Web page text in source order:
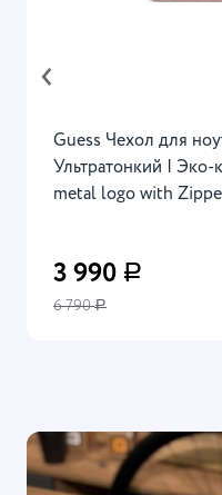
Guess Чехол для
Ультратонкий |
metal logo with
3 990 Р
6 790Р
‹